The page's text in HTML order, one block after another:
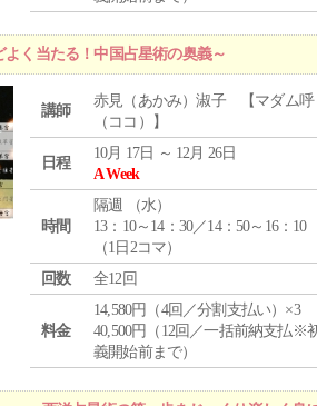
く当たる！中国占星術の奥義～
講師
赤見（あかみ）淑子 【マダム呼
（ココ）】
日程
10月 17日 ～ 12月 26日
A Week
時間
隔週 （水）
13：10～14：30／14：50～16：10
（1日2コマ）
回数
全12回
料金
14,580円（4回／分割支払い）×3
40,500円（12回／一括前納支払※
義開始前まで）